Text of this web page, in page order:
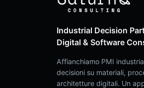
Industrial Decision
Digital & Software
Affianchiamo PMI
decisioni su materiali,
architetture digitali. Un